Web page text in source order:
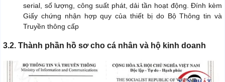
serial, số lượng, công suất phát, dải tần hoạt động. Đính kèm
Giấy chứng nhận hợp quy của thiết bị do Bộ Thông tin và
Truyền thông cấp
3.2. Thành phần hồ sơ cho cá nhân và hộ kinh doanh